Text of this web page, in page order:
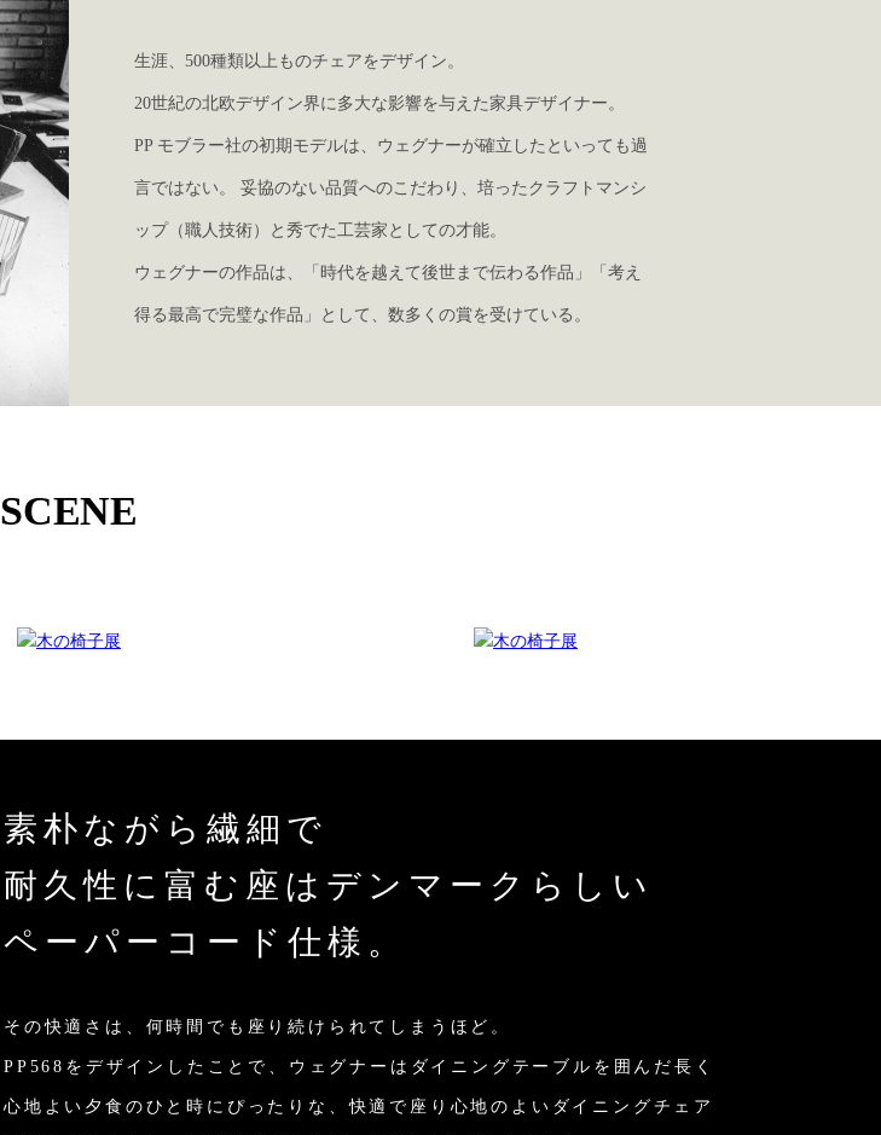
生涯、500種類以上ものチェアをデザイン。
20世紀の北欧デザイン界に多大な影響を与えた家具デザイナー。
PP モブラー社の初期モデルは、ウェグナーが確立したといっても過
言ではない。 妥協のない品質へのこだわり、培ったクラフトマンシ
ップ（職人技術）と秀でた工芸家としての才能。
ウェグナーの作品は、「時代を越えて後世まで伝わる作品」「考え
得る最高で完璧な作品」として、数多くの賞を受けている。
SCENE
素朴ながら繊細で
耐久性に富む座はデンマークらしい
ペーパーコード仕様。
その快適さは、何時間でも座り続けられてしまうほど。
PP568をデザインしたことで、ウェグナーはダイニングテーブルを囲んだ長く
心地よい夕食のひと時にぴったりな、快適で座り心地のよいダイニングチェア